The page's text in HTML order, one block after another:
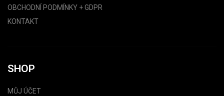
OBCHODNÍ PODMÍNKY + GDPR
KONTAKT
SHOP
MŮJ ÚČET